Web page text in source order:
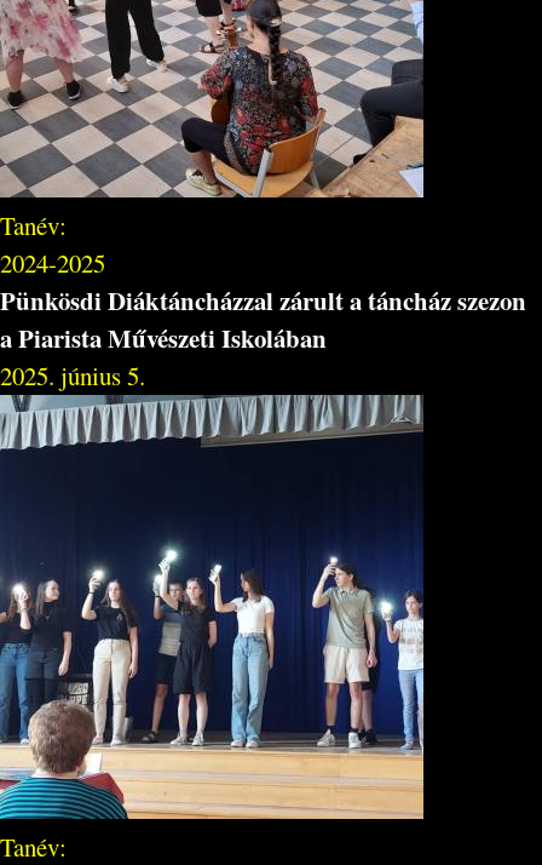
Tanév:
2024-2025
Pünkösdi Diáktáncházzal zárult a táncház szezon
a Piarista Művészeti Iskolában
2025. június 5.
Tanév: